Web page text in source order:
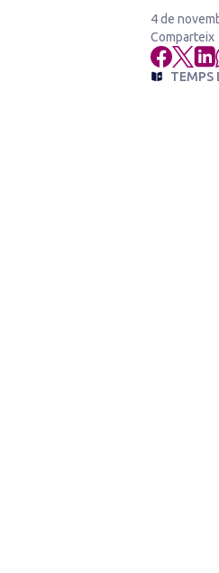
4 de
Comparteix
TEMPS